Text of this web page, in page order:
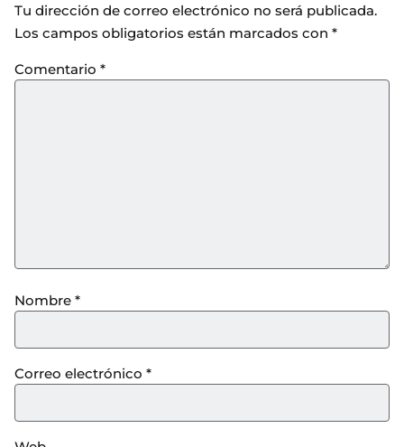
Tu dirección de correo electrónico no será publicada.
Los campos obligatorios están marcados con *
Comentario *
Nombre *
Correo electrónico *